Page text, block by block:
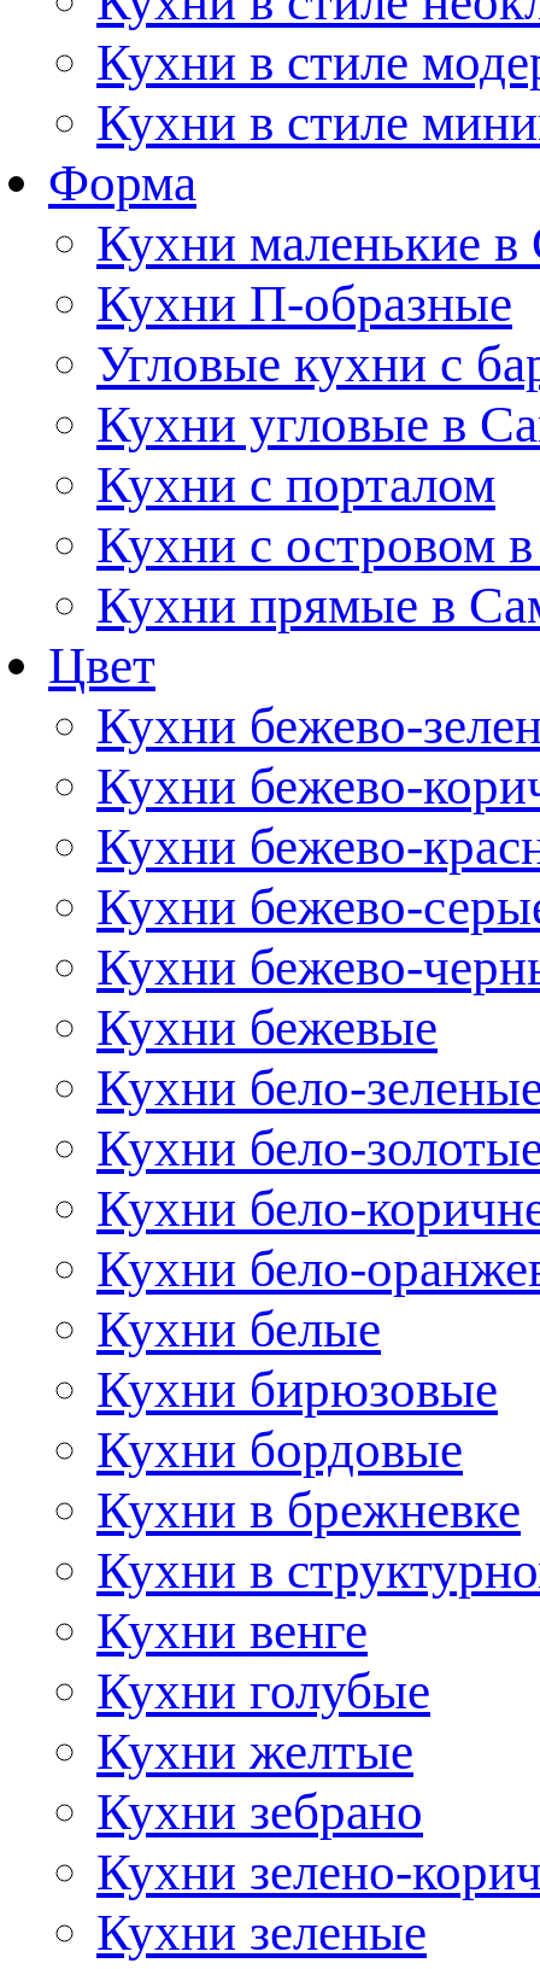
Кухни в стиле
Кухни в стиле
Форма
Кухни маленькие в
Кухни П-образные
Угловые кухни с
Кухни угловые в
Кухни с порталом
Кухни с островом
Кухни прямые в
Цвет
Кухни бежево-
Кухни бежево-
Кухни бежево-
Кухни бежево-
Кухни бежево-
Кухни бежевые
Кухни бело-
Кухни бело-
Кухни бело-
Кухни бело-
Кухни белые
Кухни бирюзовые
Кухни бордовые
Кухни в брежневке
Кухни в
Кухни венге
Кухни голубые
Кухни желтые
Кухни зебрано
Кухни зелено-
Кухни зеленые